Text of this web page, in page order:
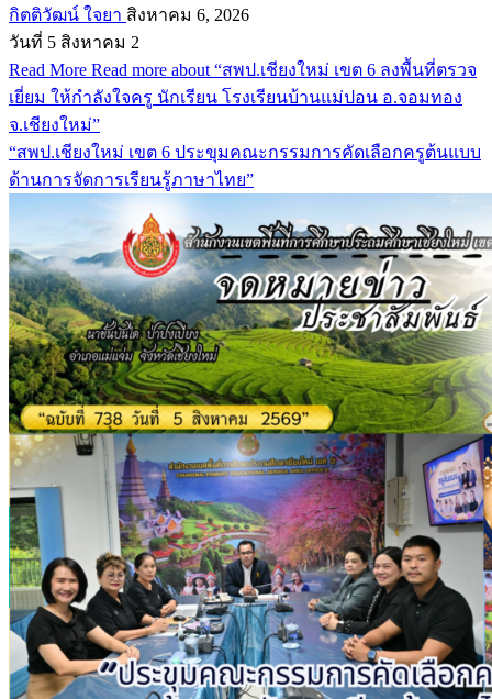
กิตติวัฒน์ ใจยา สิงหาคม 6, 2026
วันที่ 5 สิงหาคม 2
Read More Read more about “สพป.เชียงใหม่ เขต 6 ลงพื้นที่ตรวจ
เยี่ยม ให้กำลังใจครู นักเรียน โรงเรียนบ้านแม่ปอน อ.จอมทอง
จ.เชียงใหม่”
“สพป.เชียงใหม่ เขต 6 ประขุมคณะกรรมการคัดเลือกครูต้นแบบ
ด้านการจัดการเรียนรู้ภาษาไทย”